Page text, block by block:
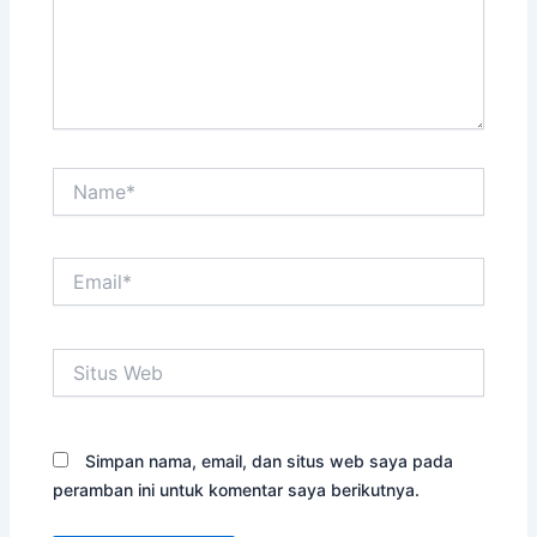
Web
Simpan nama, email, dan situs web saya pada
peramban ini untuk komentar saya berikutnya.